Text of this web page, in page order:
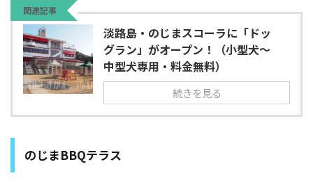
関連記事
淡路島・のじまスコーラに「ドッ
グラン」がオープン！（小型犬～
中型犬専用・料金無料）
続きを見る
のじまBBQテラス